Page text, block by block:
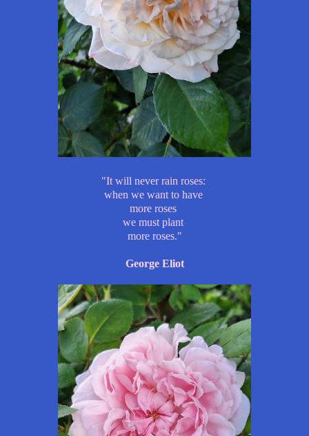
"It will never rain roses:
when we want to have
more roses
we must plant
more roses."
George Eliot